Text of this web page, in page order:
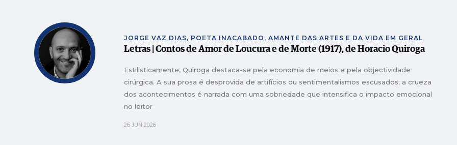
JORGE VAZ DIAS, POETA INACABADO, AMANTE DAS ARTES E DA VIDA EM GERAL
Letras | Contos de Amor de Loucura e de Morte (1917), de Horacio Quiroga
Estilisticamente, Quiroga destaca-se pela economia de meios e pela objectividade
cirúrgica. A sua prosa é desprovida de artifícios ou sentimentalismos escusados; a crueza
dos acontecimentos é narrada com uma sobriedade que intensifica o impacto emocional
no leitor
26 JUN 2026